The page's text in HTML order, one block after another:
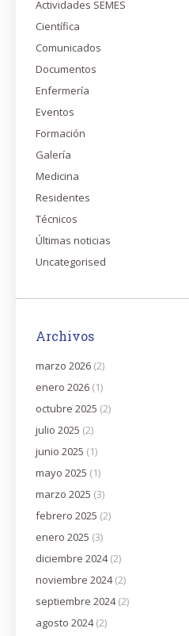
Actividades SEMES
Científica
Comunicados
Documentos
Enfermería
Eventos
Formación
Galería
Medicina
Residentes
Técnicos
Últimas noticias
Uncategorised
Archivos
marzo 2026 (2)
enero 2026 (1)
octubre 2025 (2)
julio 2025 (2)
junio 2025 (1)
mayo 2025 (1)
marzo 2025 (3)
febrero 2025 (2)
enero 2025 (3)
diciembre 2024(2)
noviembre 2024(2)
septiembre 2024(2)
agosto 2024(2)